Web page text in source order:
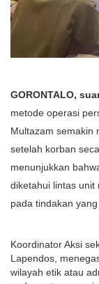
GORONTALO,
metode operasi
Multazam semakin
setelah korban
menunjukkan
diketahui lintas unit
pada tindakan
Koordinator Aksi
Lapendos,
wilayah etik atau